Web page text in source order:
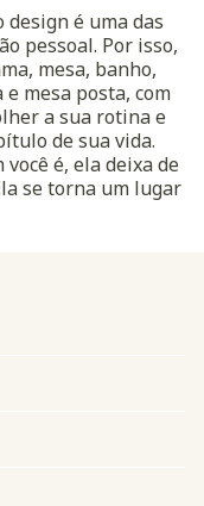
é uma das
pessoal. Por isso,
mesa, banho,
mesa posta, com
a sua rotina e
de sua vida.
é, ela deixa de
se torna um lugar